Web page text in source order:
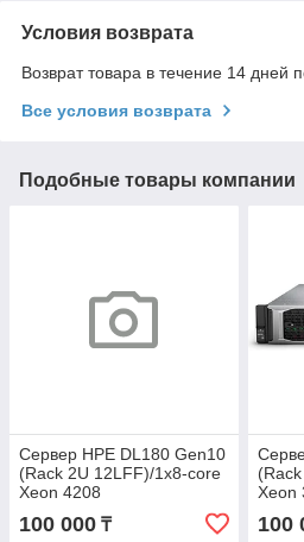
Условия возврата
Возврат товара в течение 14 дней
Все условия возврата
Подобные товары компании
Сервер HPE DL180 Gen10
(Rack 2U 12LFF)/1x8-core
Xeon 4208
(2.1G)/16G/P816i-a
(4GB)/2x1GbE/1x500W
100 000 ₸
Xeon
100